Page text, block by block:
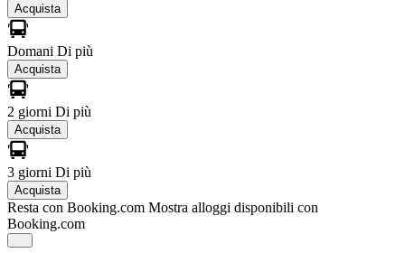
Acquista
Domani Di più
Acquista
2 giorni Di più
Acquista
3 giorni Di più
Acquista
Resta con Booking.com Mostra alloggi disponibili con
Booking.com